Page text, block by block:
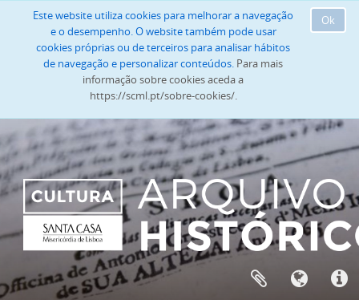
Ok
Este website utiliza cookies para melhorar a navegação
e o desempenho. O website também pode usar
cookies próprias ou de terceiros para analisar hábitos
de navegação e personalizar conteúdos. Para mais
informação sobre cookies aceda a
https://scml.pt/sobre-cookies/.